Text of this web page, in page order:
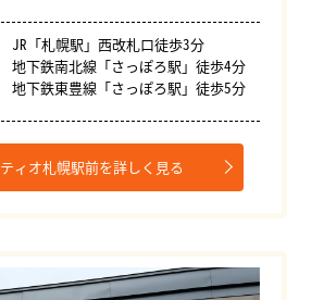
JR「札幌駅」西改札口徒歩3分
地下鉄南北線「さっぽろ駅」徒歩4分
地下鉄東豊線「さっぽろ駅」徒歩5分
ティオ札幌駅前を詳しく見る